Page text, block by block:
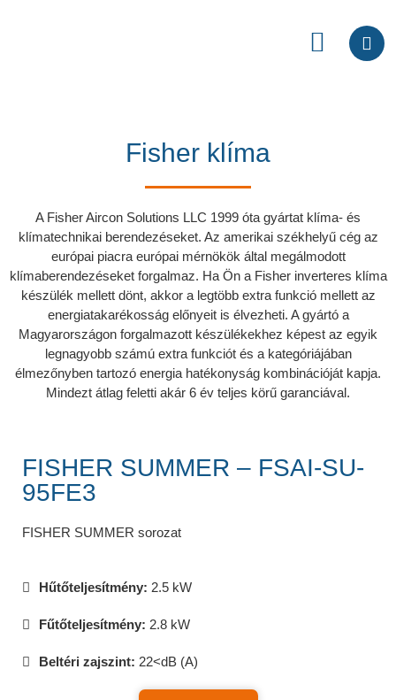
Fisher klíma
A Fisher Aircon Solutions LLC 1999 óta gyártat klíma- és
klímatechnikai berendezéseket. Az amerikai székhelyű cég az
európai piacra európai mérnökök által megálmodott
klímaberendezéseket forgalmaz. Ha Ön a Fisher inverteres klíma
készülék mellett dönt, akkor a legtöbb extra funkció mellett az
energiatakarékosság előnyeit is élvezheti. A gyártó a
Magyarországon forgalmazott készülékekhez képest az egyik
legnagyobb számú extra funkciót és a kategóriájában
élmezőnyben tartozó energia hatékonyság kombinációját kapja.
Mindezt átlag feletti akár 6 év teljes körű garanciával.
FISHER SUMMER – FSAI-SU-
95FE3
FISHER SUMMER sorozat
Hűtőteljesítmény: 2.5 kW
Fűtőteljesítmény: 2.8 kW
Beltéri zajszint: 22<dB (A)